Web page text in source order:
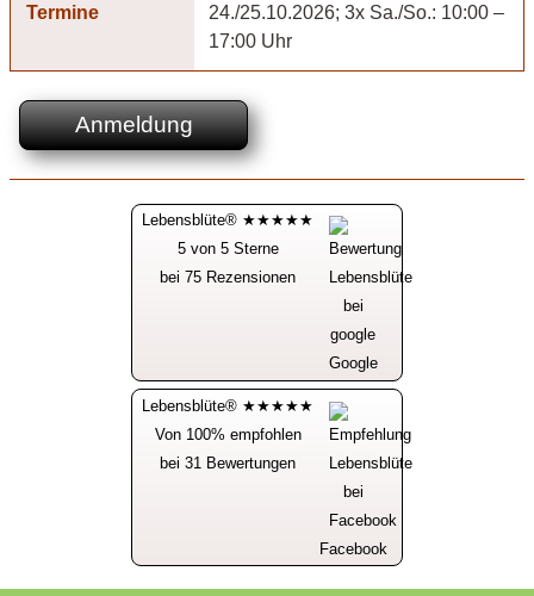
Termine
24./25.10.2026; 3x Sa./So.: 10:00 –
17:00 Uhr
Anmeldung
Lebensblüte® ★★★★★
5 von 5 Sterne
bei 75 Rezensionen
Google
Lebensblüte® ★★★★★
Von 100% empfohlen
bei 31 Bewertungen
Facebook